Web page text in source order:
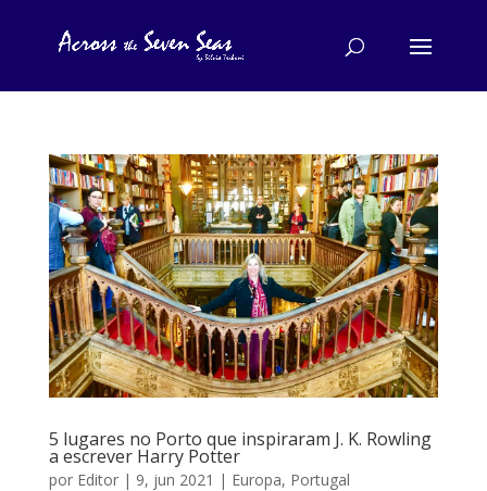
5 lugares no Porto que inspiraram J. K. Rowling
a escrever Harry Potter
por Editor| 9, jun 2021 | Europa, Portugal